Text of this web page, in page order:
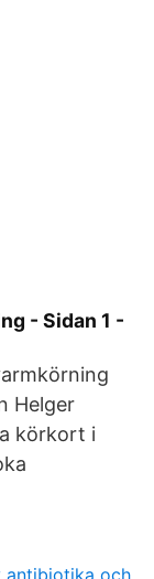
- Sidan 1 -
Helger
körkort i
antibiotika och